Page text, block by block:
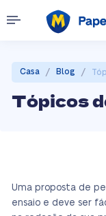
Casa / Blog /
Tópicos
Uma proposta de
ensaio e deve ser